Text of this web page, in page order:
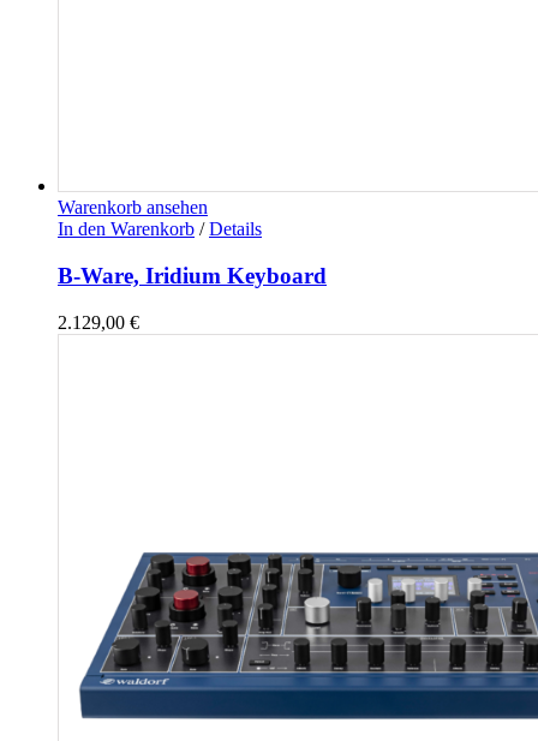
Warenkorb ansehen
In den Warenkorb / Details
B-Ware, Iridium Keyboard
2.129,00 €